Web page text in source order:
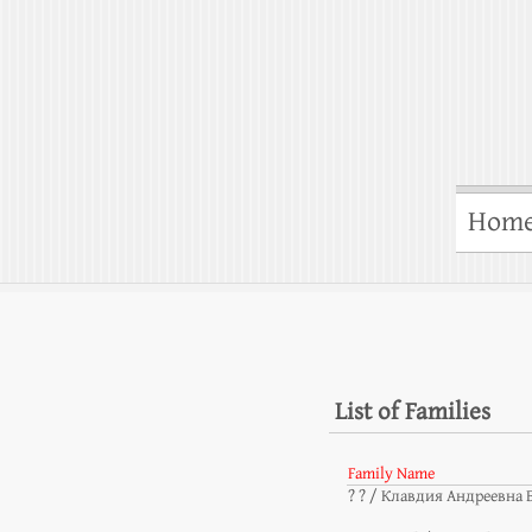
List of Families
Family Name
? ? / Клавдия Андреевна